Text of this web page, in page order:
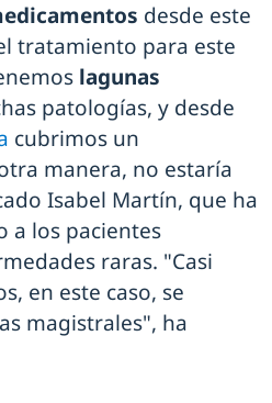
desde este
tratamiento para este
lagunas
patologías, y desde
cubrimos un
manera, no estaría
Isabel Martín, que ha
a los pacientes
raras. "Casi
en este caso, se
magistrales", ha